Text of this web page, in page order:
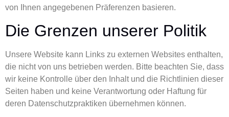
von Ihnen angegebenen Präferenzen basieren.
Die Grenzen unserer Politik
Unsere Website kann Links zu externen Websites enthalten,
die nicht von uns betrieben werden. Bitte beachten Sie, dass
wir keine Kontrolle über den Inhalt und die Richtlinien dieser
Seiten haben und keine Verantwortung oder Haftung für
deren Datenschutzpraktiken übernehmen können.